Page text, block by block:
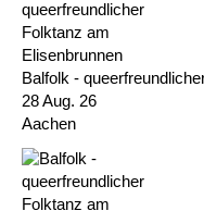
Balfolk -
28 Aug. 26
Aachen